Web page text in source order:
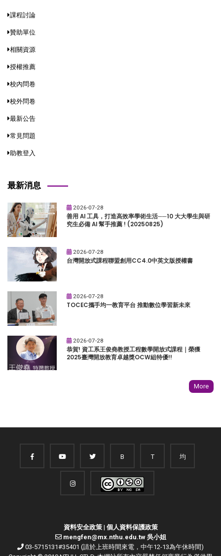
課程討論
贊助單位
相關資源
授權推薦
校內問卷
校外問卷
最新公告
常見問題
助教登入
最新消息
2026-07-28
善用 AI 工具，打造高效率學術生活──10 大大學生與研
究生必備 AI 幫手推薦 ! (20250825)
2026-07-28
台灣開放式課程聯盟創用CC4.0中英文版授權書
2026-07-28
TOCEC攜手均一教育平台 推動數位學習新未來
2026-07-28
恭賀! 資工系王俊堯教授工程數學開放式課程｜榮獲
2025臺灣開放教育卓越獎OCW組特優!!
More
B T 均
資料安全政策| 個人資料保護政策
mengfen@mx.nthu.edu.tw 吳小姐
03-5715131#35401 (請於上班時間來電，中午12-13為午休時間)